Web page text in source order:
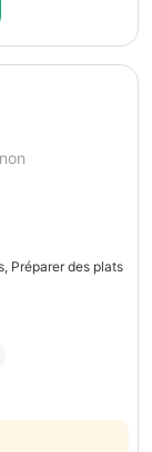
Préparer des plats